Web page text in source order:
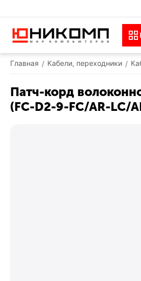
Главная / Кабели, переходники /
Патч-корд
(FC-D2-9-FC/AR-LC/